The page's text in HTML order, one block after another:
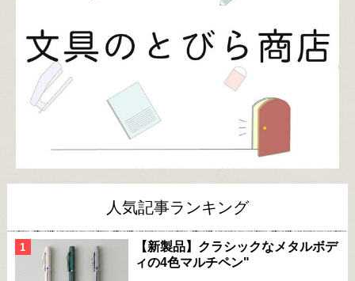
人気記事ランキング
【新製品】クラシックなメタルボデ
ィの4色マルチペン"